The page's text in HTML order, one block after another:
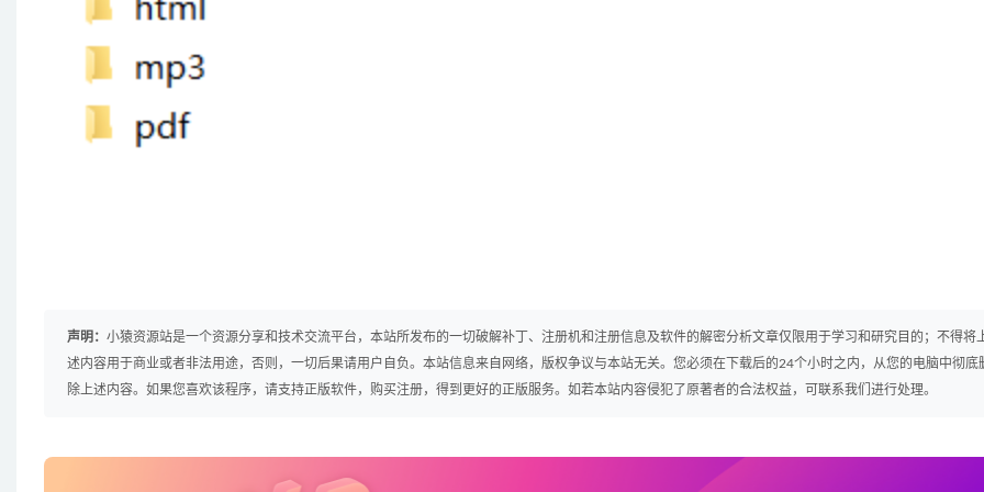
声明： 小猿资源站是一个资源分享和技术交流平台，本站所发布的一切破解补丁、注册机和注册信息及软件的解密分析文章仅限用于学习和研究目的；不得将
述内容用于商业或者非法用途，否则，一切后果请用户自负。本站信息来自网络，版权争议与本站无关。您必须在下载后的24个小时之内，从您的电脑中彻底
除上述内容。如果您喜欢该程序，请支持正版软件，购买注册，得到更好的正版服务。如若本站内容侵犯了原著者的合法权益，可联系我们进行处理。